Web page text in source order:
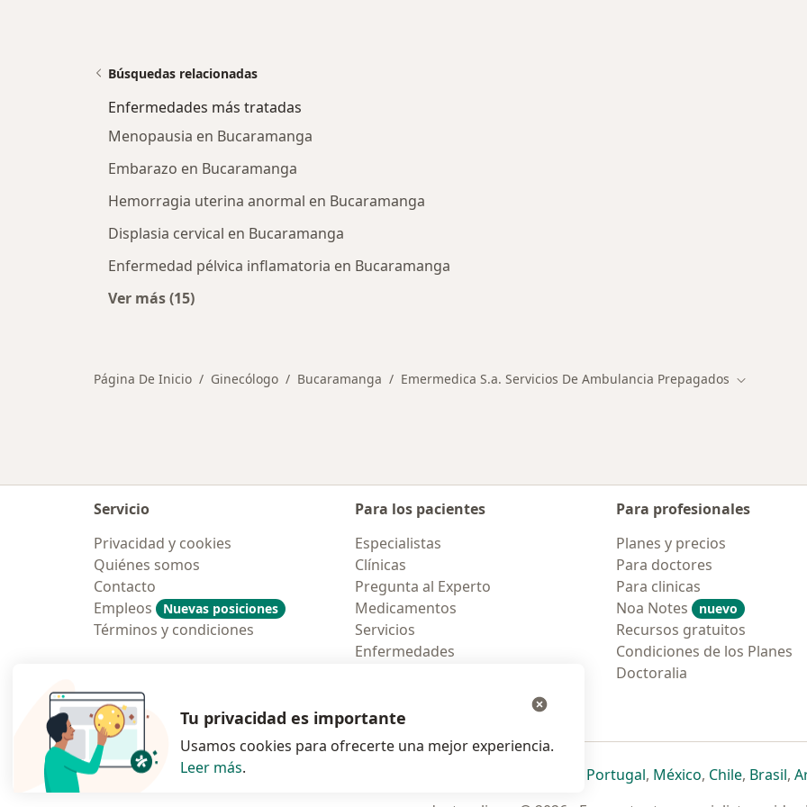
Búsquedas relacionadas
Enfermedades más tratadas
Menopausia en Bucaramanga
Embarazo en Bucaramanga
Hemorragia uterina anormal en Bucaramanga
Displasia cervical en Bucaramanga
Enfermedad pélvica inflamatoria en Bucaramanga
Ver más (15)
Página De Inicio Ginecólogo Bucaramanga Emermedica S.a. Servicios De Ambulancia Prepagados Cambiar de
Servicio
Privacidad y cookies
Quiénes somos
Contacto
Empleos
Nuevas posiciones
Términos y condiciones
Para los pacientes
Especialistas
Clínicas
Pregunta al Experto
Medicamentos
Servicios
Enfermedades
Para profesionales
Planes y precios
Para doctores
Para clinicas
Noa Notes
nuevo
Recursos gratuitos
Condiciones de los Planes
Doctoralia
Polska se abre en una nueva pestaña
se abre en una nueva pestaña
se abre en una nueva pestaña
se abre en una nueva pestaña
Portugalse abre en una nueva
, Méxicose abre en una
, Chilese abre
, Brasilse
,
Tu privacidad es importante
Usamos cookies para ofrecerte una mejor experiencia.
Leer más.